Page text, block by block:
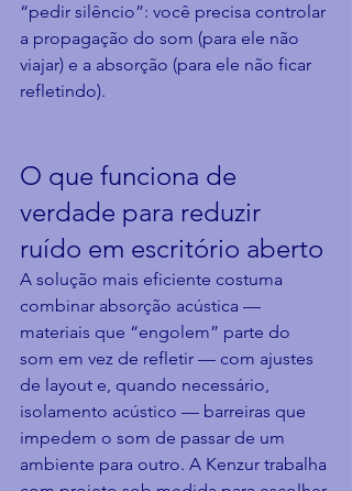
“pedir silêncio”: você precisa controlar
a propagação do som (para ele não
viajar) e a absorção (para ele não ficar
refletindo).
O que funciona de
verdade para reduzir
ruído em escritório aberto
A solução mais eficiente costuma
combinar absorção acústica —
materiais que “engolem” parte do
som em vez de refletir — com ajustes
de layout e, quando necessário,
isolamento acústico — barreiras que
impedem o som de passar de um
ambiente para outro. A Kenzur trabalha